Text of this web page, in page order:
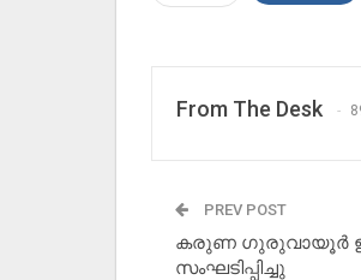
From The Desk
PREV POST
കരുണ ഗുരുവായൂർ
സംഘടിപ്പിച്ചു